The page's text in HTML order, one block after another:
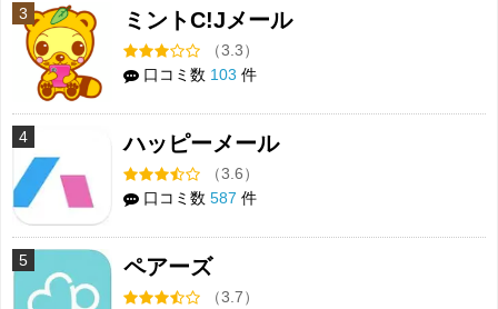
3 ミントC!Jメール
（3.3）
口コミ数 103 件
4 ハッピーメール
（3.6）
口コミ数 587 件
5 ペアーズ
（3.7）